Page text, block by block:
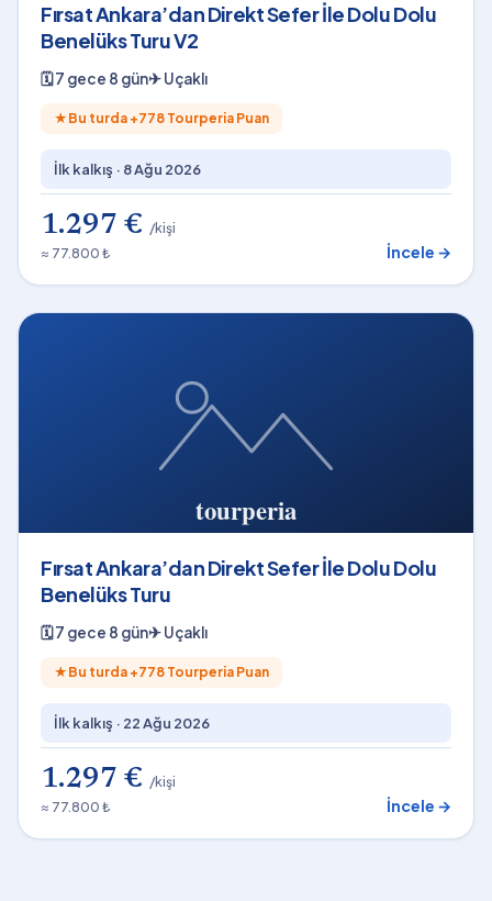
Fırsat Ankara’dan Direkt Sefer İle Dolu Dolu
Benelüks Turu V2
🗓7 gece 8 gün✈Uçaklı
★ Bu turda +778 Tourperia Puan
İlk kalkış · 8 Ağu 2026
1.297 € /kişi
≈ 77.800 ₺
İncele →
Fırsat Ankara’dan Direkt Sefer İle Dolu Dolu
Benelüks Turu
🗓7 gece 8 gün✈Uçaklı
★ Bu turda +778 Tourperia Puan
İlk kalkış · 22 Ağu 2026
1.297 € /kişi
≈ 77.800 ₺
İncele →